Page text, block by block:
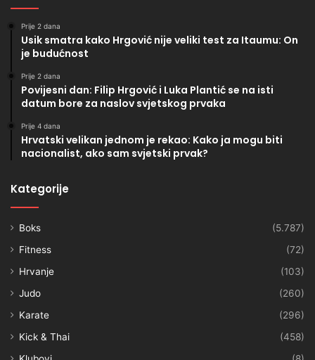
Prije 2 dana
Usik smatra kako Hrgović nije veliki test za Itaumu: On
je budućnost
Prije 2 dana
Povijesni dan: Filip Hrgović i Luka Plantić se na isti
datum bore za naslov svjetskog prvaka
Prije 4 dana
Hrvatski velikan jednom je rekao: Kako ja mogu biti
nacionalist, ako sam svjetski prvak?
Kategorije
Boks
(5.787)
Fitness
(72)
Hrvanje
(103)
Judo
(260)
Karate
(296)
Kick & Thai
(458)